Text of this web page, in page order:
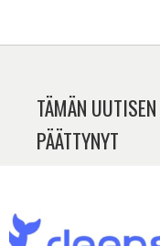
TÄMÄN
PÄÄTTYNYT